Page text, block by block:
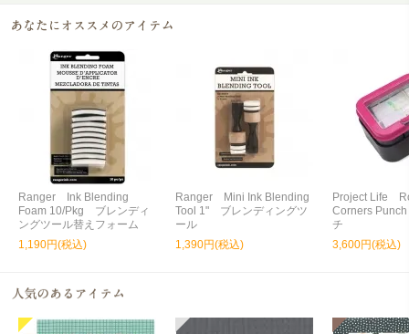
Ranger Ink Blending
Foam 10/Pkg ブレンディ
ングツール替えフォーム
1,190円(税込)
Ranger Mini Ink Blending
Tool 1" ブレンディングツ
ール
1,390円(税込)
Project Life
Corners
チ
3,600円(税込)